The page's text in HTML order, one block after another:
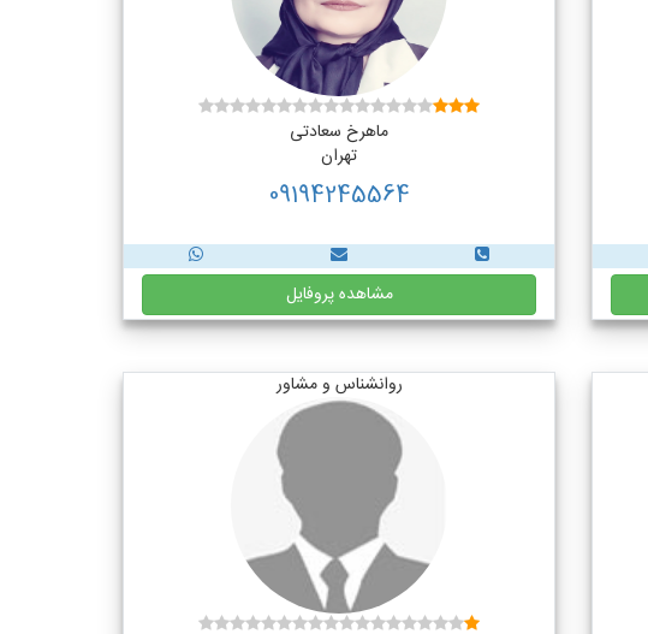
ماهرخ سعادتی
تهران
09194245564
مشاهده پروفایل
روانشناس و مشاور